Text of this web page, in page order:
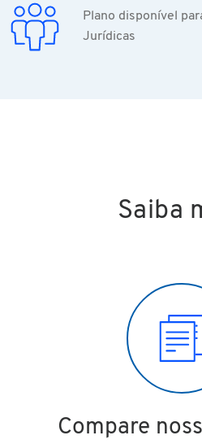
Plano disponível
Jurídicas
Saiba
Compare